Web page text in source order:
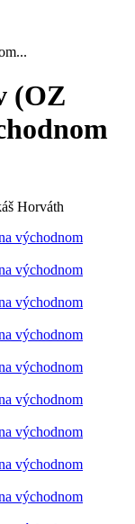
(OZ
Horváth